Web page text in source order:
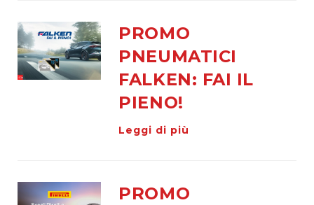
Mostra
tutti
Cambio
deposito
Autofficina
Check
PROMO
PNEUMATICI
FALKEN: FAI IL
PIENO!
Leggi di più
PROMO